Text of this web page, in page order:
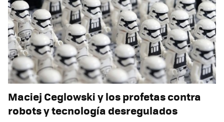
Maciej Ceglowski y los profetas contra
robots y tecnología desregulados